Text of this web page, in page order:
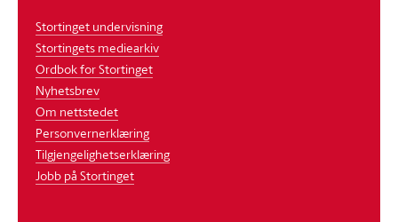
Stortinget undervisning
Stortingets mediearkiv
Ordbok for Stortinget
Nyhetsbrev
Om nettstedet
Personvernerklæring
Tilgjengelighetserklæring
Jobb på Stortinget